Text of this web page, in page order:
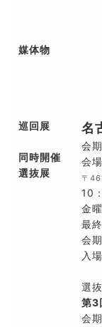
媒体物
巡回展
同時開催
選抜展
名
会
会
〒
10
金
最
会
入
選
第3
会